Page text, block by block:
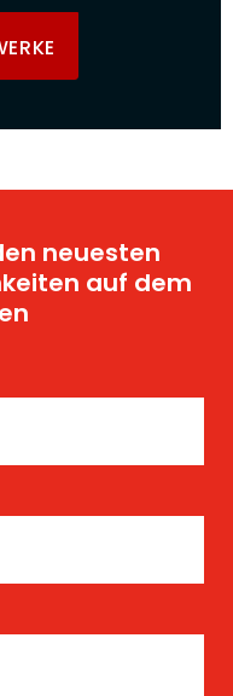
neuesten
auf dem